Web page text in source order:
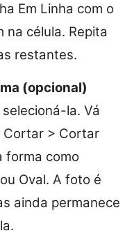
Em Linha com o
na célula. Repita
restantes.
(opcional)
la. Vá
Cortar > Cortar
forma como
Oval. A foto é
ainda permanece